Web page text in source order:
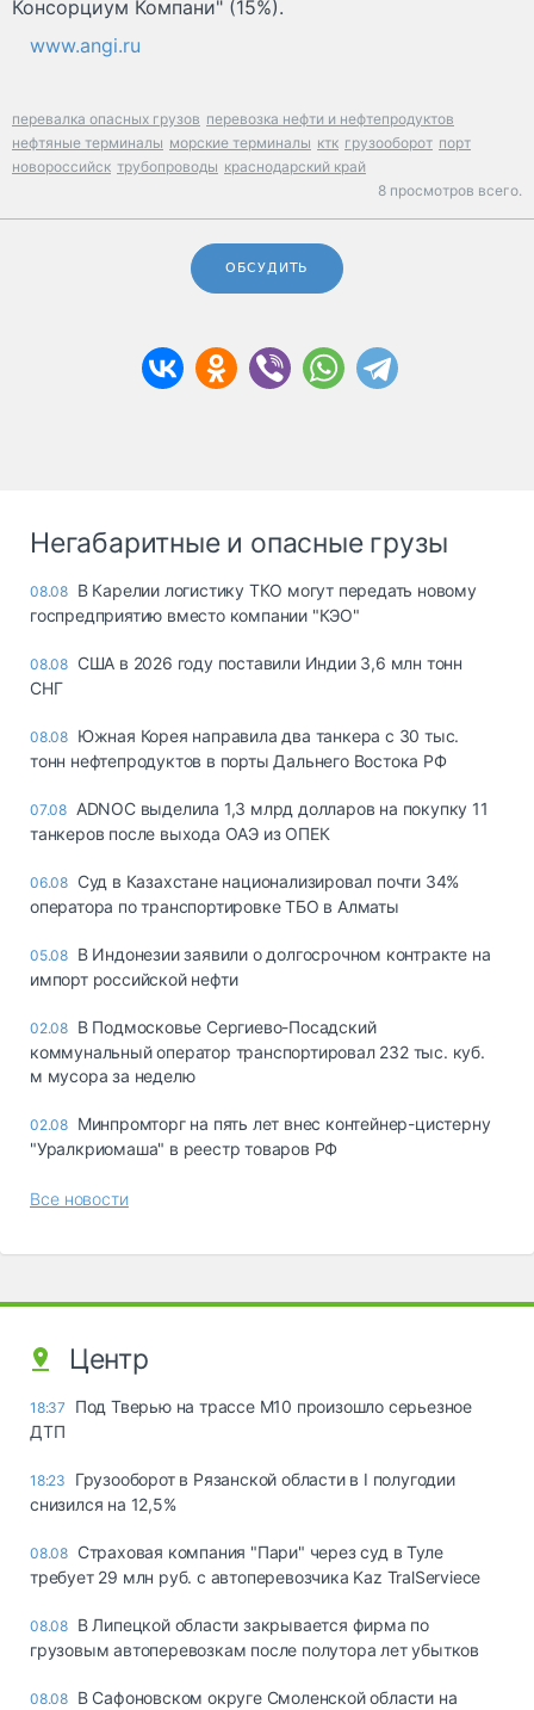
Консорциум Компани" (15%).
www.angi.ru
перевалка опасных грузов перевозка нефти и нефтепродуктов
нефтяные терминалы морские терминалы ктк грузооборот порт
новороссийск трубопроводы краснодарский край
8 просмотров всего.
ОБСУДИТЬ
Негабаритные и опасные грузы
08.08 В Карелии логистику ТКО могут передать новому
госпредприятию вместо компании "КЭО"
08.08 США в 2026 году поставили Индии 3,6 млн тонн
СНГ
08.08 Южная Корея направила два танкера с 30 тыс.
тонн нефтепродуктов в порты Дальнего Востока РФ
07.08 ADNOC выделила 1,3 млрд долларов на покупку 11
танкеров после выхода ОАЭ из ОПЕК
06.08 Суд в Казахстане национализировал почти 34%
оператора по транспортировке ТБО в Алматы
05.08 В Индонезии заявили о долгосрочном контракте на
импорт российской нефти
02.08 В Подмосковье Сергиево-Посадский
коммунальный оператор транспортировал 232 тыс. куб.
м мусора за неделю
02.08 Минпромторг на пять лет внес контейнер-цистерну
"Уралкриомаша" в реестр товаров РФ
Все новости
Центр
18:37
Под Тверью на трассе М10 произошло серьезное
ДТП
18:23
Грузооборот в Рязанской области в I полугодии
снизился на 12,5%
08.08 Страховая компания "Пари" через суд в Туле
требует 29 млн руб. с автоперевозчика Kaz TralServiece
08.08 В Липецкой области закрывается фирма по
грузовым автоперевозкам после полутора лет убытков
08.08 В Сафоновском округе Смоленской области на